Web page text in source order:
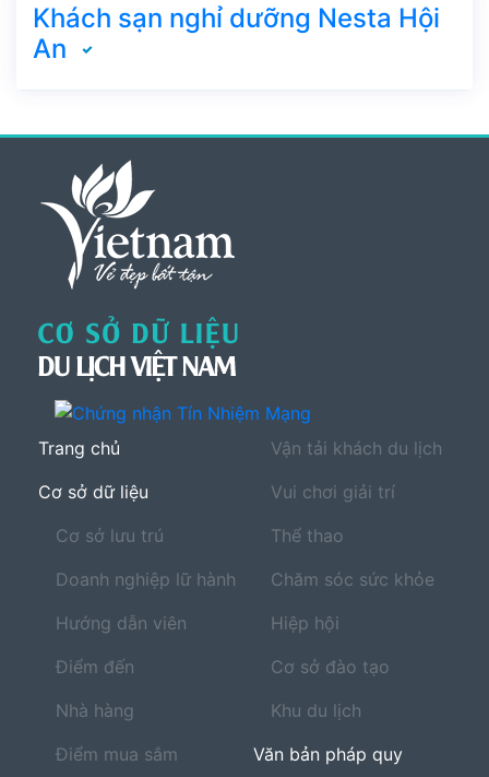
Khách sạn nghỉ dưỡng Nesta Hội
An
Trang chủ
Cơ sở dữ liệu
Cơ sở lưu trú
Doanh nghiệp lữ hành
Hướng dẫn viên
Điểm đến
Nhà hàng
Điểm mua sắm
Vận tải khách du lịch
Vui chơi giải trí
Thể thao
Chăm sóc sức khỏe
Hiệp hội
Cơ sở đào tạo
Khu du lịch
Văn bản pháp quy